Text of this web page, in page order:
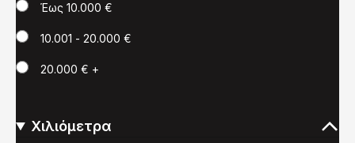
Έως 10.000 €
10.001 - 20.000 €
20.000 € +
Χιλιόμετρα